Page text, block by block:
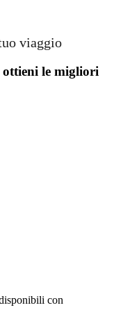
viaggio
le migliori
con